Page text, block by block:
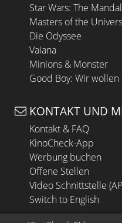
Star Wars: The
Masters of the
Die Odyssee
Vaiana
Minions & Monster
Good Boy: Wir
KONTAKT UND
Kontakt & FAQ
KinoCheck-App
Werbung buchen
Offene Stellen
Video Schnittstelle
Switch to English